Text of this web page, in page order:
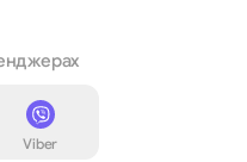
Viber